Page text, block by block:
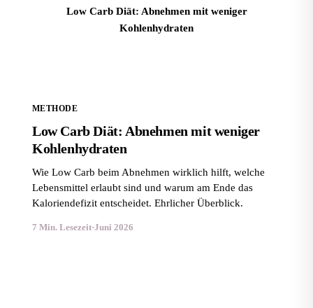
Low Carb Diät: Abnehmen mit weniger
Kohlenhydraten
METHODE
Low Carb Diät: Abnehmen mit weniger
Kohlenhydraten
Wie Low Carb beim Abnehmen wirklich hilft, welche
Lebensmittel erlaubt sind und warum am Ende das
Kaloriendefizit entscheidet. Ehrlicher Überblick.
7 Min. Lesezeit·Juni 2026